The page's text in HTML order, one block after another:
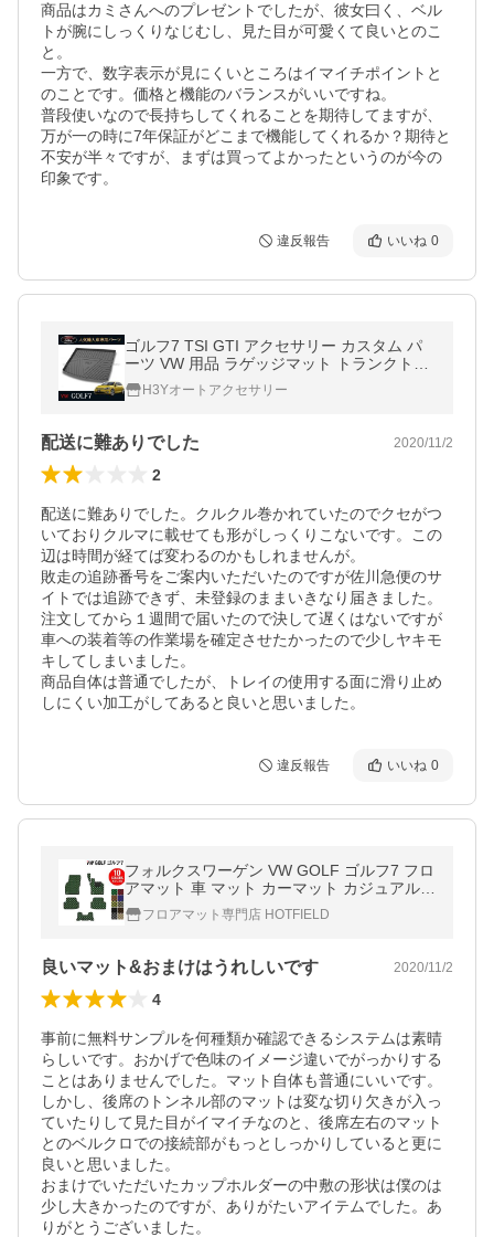
商品はカミさんへのプレゼントでしたが、彼女曰く、ベル
トが腕にしっくりなじむし、見た目が可愛くて良いとのこ
と。
一方で、数字表示が見にくいところはイマイチポイントと
のことです。価格と機能のバランスがいいですね。
普段使いなので長持ちしてくれることを期待してますが、
万が一の時に7年保証がどこまで機能してくれるか？期待と
不安が半々ですが、まずは買ってよかったというのが今の
印象です。
違反報告 いいね 0
ゴルフ7 TSI GTI アクセサリー カスタム パ
ーツ VW 用品 ラゲッジマット トランクトレ
イ DG130
H3Yオートアクセサリー
配送に難ありでした 2020/11/2
2
配送に難ありでした。クルクル巻かれていたのでクセがつ
いておりクルマに載せても形がしっくりこないです。この
辺は時間が経てば変わるのかもしれませんが。
敗走の追跡番号をご案内いただいたのですが佐川急便のサ
イトでは追跡できず、未登録のままいきなり届きました。
注文してから１週間で届いたので決して遅くはないですが
車への装着等の作業場を確定させたかったので少しヤキモ
キしてしまいました。
商品自体は普通でしたが、トレイの使用する面に滑り止め
しにくい加工がしてあると良いと思いました。
違反報告 いいね 0
フォルクスワーゲン VW GOLF ゴルフ7 フロ
アマット 車 マット カーマット カジュアルチ
ェック HOTFIELD 光触媒抗菌加工 日本製 送
料無料
フロアマット専門店 HOTFIELD
良いマット&おまけはうれしいです 2020/11/2
4
事前に無料サンプルを何種類か確認できるシステムは素晴
らしいです。おかげで色味のイメージ違いでがっかりする
ことはありませんでした。マット自体も普通にいいです。
しかし、後席のトンネル部のマットは変な切り欠きが入っ
ていたりして見た目がイマイチなのと、後席左右のマット
とのベルクロでの接続部がもっとしっかりしていると更に
良いと思いました。
おまけでいただいたカップホルダーの中敷の形状は僕のは
少し大きかったのですが、ありがたいアイテムでした。あ
りがとうございました。